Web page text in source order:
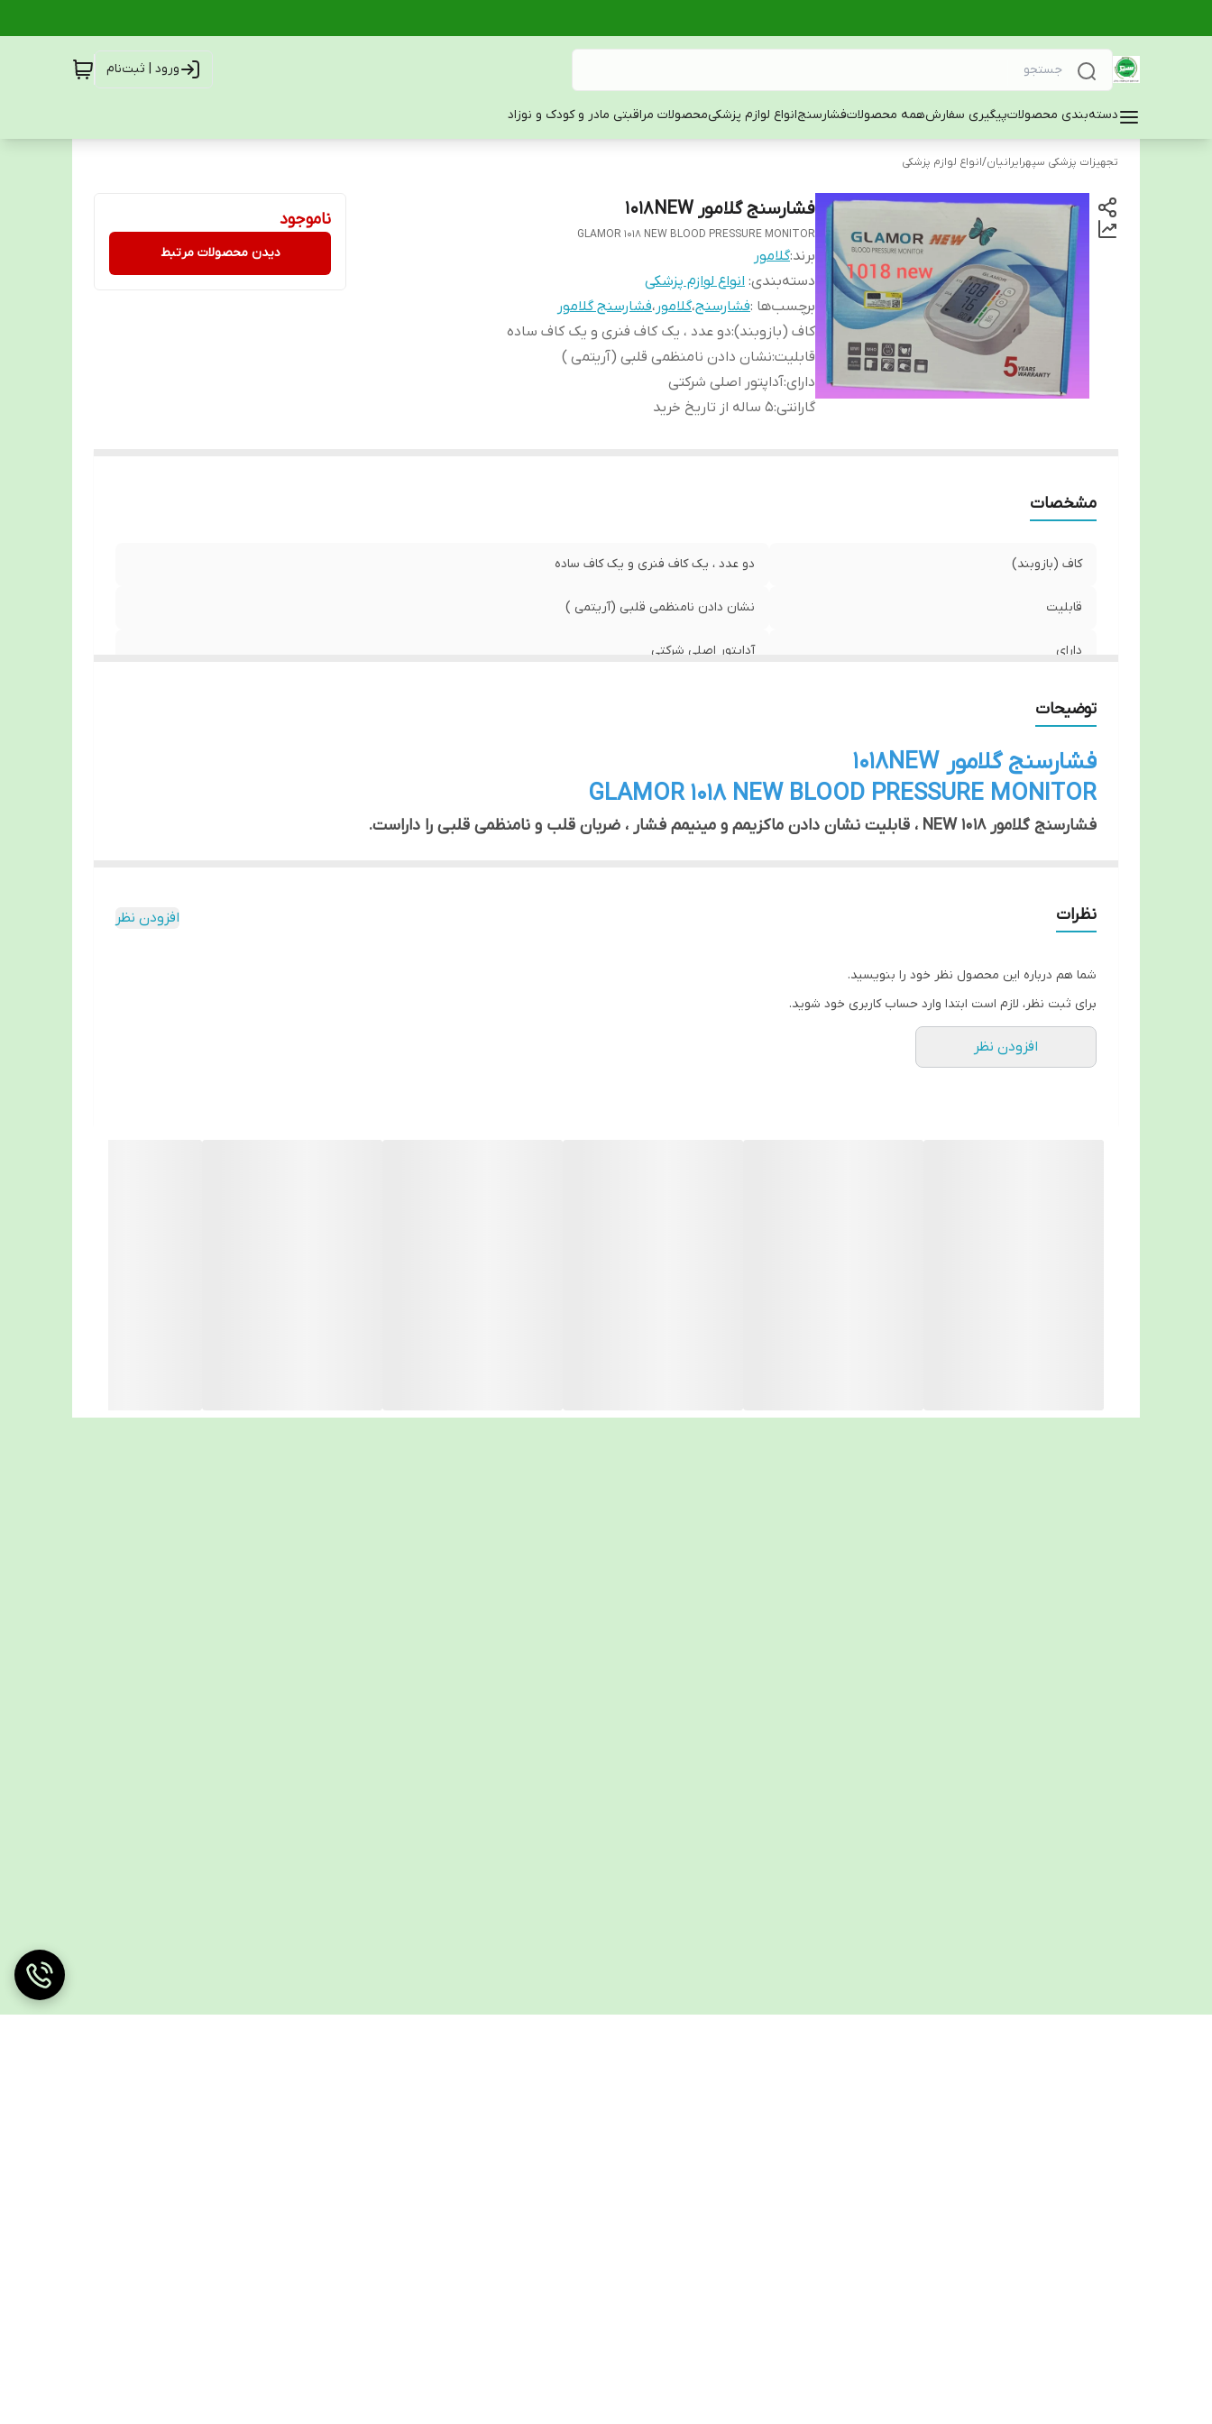
ورود | ثبت‌نام
دسته‌بندی محصولاتپیگیری سفارشهمه محصولاتفشارسنجانواع لوازم پزشکیمحصولات مراقبتی مادر و کودک و نوزاد
تجهیزات پزشکی سپهرایرانیان/انواع لوازم پزشکی
فشارسنج گلامور 1018NEW
GLAMOR 1018 NEW BLOOD PRESSURE MONITOR
برند:گلامور
دسته‌بندی: انواع لوازم پزشکی
برچسب‌ها :فشارسنج،گلامور ،فشارسنج گلامور
کاف (بازوبند):دو عدد ، یک کاف فنری و یک کاف ساده
قابلیت:نشان دادن نامنظمی قلبی (آریتمی )
دارای:آداپتور اصلی شرکتی
گارانتی:5 ساله از تاریخ خرید
ناموجود
دیدن محصولات مرتبط
مشخصات
کاف (بازوبند) دو عدد ، یک کاف فنری و یک کاف ساده
قابلیت نشان دادن نامنظمی قلبی (آریتمی )
دارای آداپتور اصلی شرکتی
توضیحات
فشارسنج گلامور 1018NEW
GLAMOR 1018 NEW BLOOD PRESSURE MONITOR
فشارسنج گلامور 1018 NEW ، قابلیت نشان دادن ماکزیمم و مینیمم فشار ، ضربان قلب و نامنظمی قلبی را داراست.
ویژگی خاص این فشارسنج نشان دادن آریتمی قلبی است .
دارای کیف قابل حمل و ضد ضربه .
پنج سال گارانتی شرکت نوید طب ماهان از تاریخ خرید برای مصرف کنندگان عزیز لحاظ می شود .
این دستگاه را راحت با گارانتی پنج ساله شرکتی از تاریخ خرید می توانید از تجهیزات پزشکی سپهرایرانیان با خیال راحت تهیه بفرمایید .
نظرات افزودن نظر
شما هم درباره این محصول نظر خود را بنویسید.
برای ثبت نظر، لازم است ابتدا وارد حساب کاربری خود شوید.
افزودن نظر